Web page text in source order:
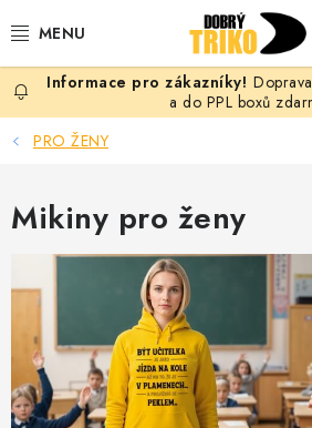
na
PRO ŽENY
PRO MUŽE
PRO DĚTI
VLASTNÍ MOTIV
a do PPL boxů
PRO ŽENY
Mikiny pro ženy